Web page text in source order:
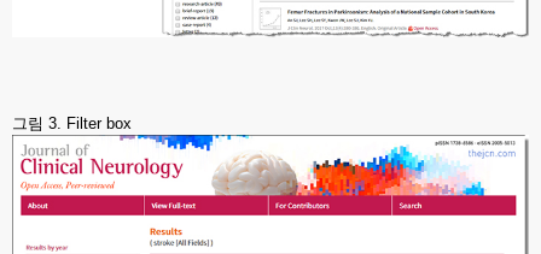
그림 3. Filter box